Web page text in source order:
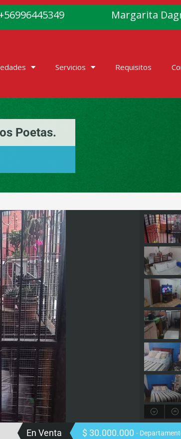
Margarita
Servicios Requisitos
Poetas.
En Venta $ 30.000.000 -